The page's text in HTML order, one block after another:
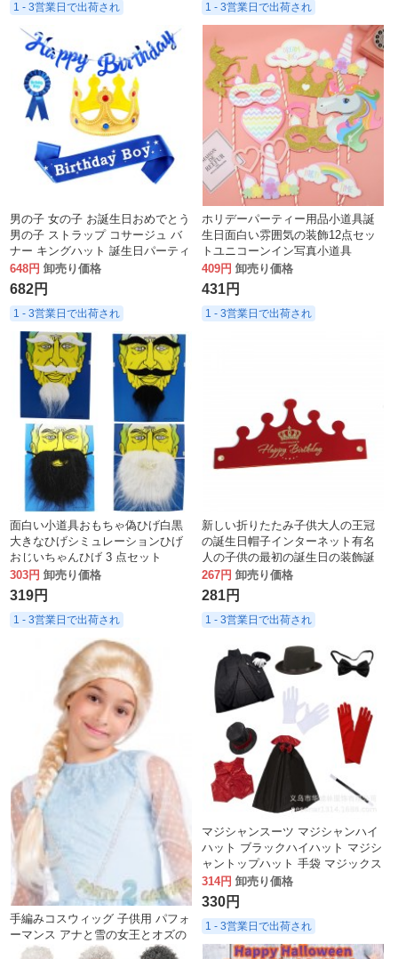
1 - 3営業日で出荷され 1 - 3営業日で出荷され
男の子 女の子 お誕生日おめでとう
男の子 ストラップ コサージュ バ
ナー キングハット 誕生日パーティ
ー
648円 卸売り価格
682円
1 - 3営業日で出荷され
ホリデーパーティー用品小道具誕
生日面白い雰囲気の装飾12点セッ
トユニコーンイン写真小道具
409円 卸売り価格
431円
1 - 3営業日で出荷され
面白い小道具おもちゃ偽ひげ白黒
大きなひげシミュレーションひげ
おじいちゃんひげ 3 点セット
303円 卸売り価格
319円
1 - 3営業日で出荷され
新しい折りたたみ子供大人の王冠
の誕生日帽子インターネット有名
人の子供の最初の誕生日の装飾誕
生日帽子卸売
267円 卸売り価格
281円
1 - 3営業日で出荷され
手編みコスウィッグ 子供用 パフォ
ーマンス アナと雪の女王とオズの
魔法使い ドロシー ウィッグ
マジシャンスーツ マジシャンハイ
ハット ブラックハイハット マジシ
ャントップハット 手袋 マジックス
テッキ マジックハット
314円 卸売り価格
330円
1 - 3営業日で出荷され